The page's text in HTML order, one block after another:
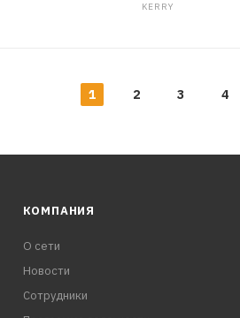
KERRY
1 2 3 4
КОМПАНИЯ
О сети
Новости
Сотрудники